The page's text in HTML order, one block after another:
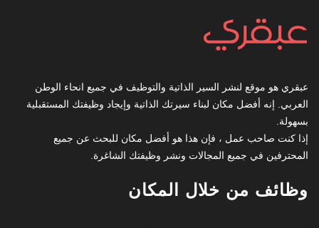
عبقري هو موقع لنشر السير الذاتية والتوظيف في جميع انحاء الوطن
العربي. إنه أفضل مكان لبناء سيرتك الذاتية وإيجاد وظيفتك المستقبلية
بسهولة.
إذا كنت صاحب عمل ، فإن هذا هو أفضل مكان للبحث عن جميع
المحترفين في جميع المجالات ونشر وظيفتك الشاغرة.
وظائف من خلال المكان